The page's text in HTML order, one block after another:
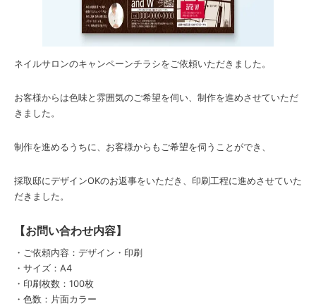
ネイルサロンのキャンペーンチラシをご依頼いただきました。
お客様からは色味と雰囲気のご希望を伺い、制作を進めさせていただ
きました。
制作を進めるうちに、お客様からもご希望を伺うことができ、
採取邸にデザインOKのお返事をいただき、印刷工程に進めさせていた
だきました。
【お問い合わせ内容】
・ご依頼内容：デザイン・印刷
・サイズ：A4
・印刷枚数：100枚
・色数：片面カラー